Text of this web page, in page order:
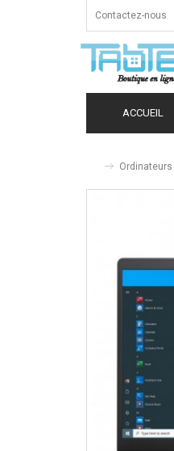
Contactez-nous
ACCUEIL
Ordinateurs